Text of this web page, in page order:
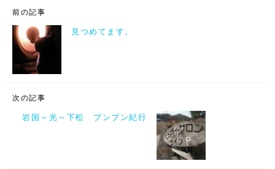
前の記事
見つめてます。
次の記事
岩国～光～下松 ブンブン紀行